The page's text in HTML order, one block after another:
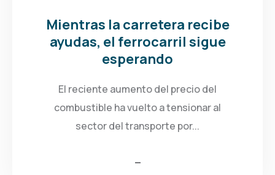
Mientras la carretera recibe
ayudas, el ferrocarril sigue
esperando
El reciente aumento del precio del
combustible ha vuelto a tensionar al
sector del transporte por...